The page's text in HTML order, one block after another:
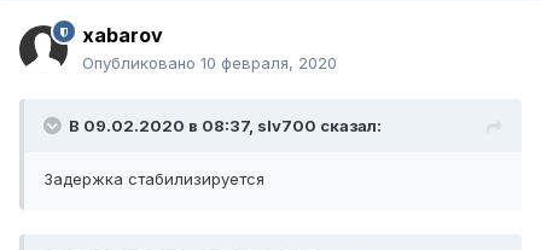
xabarov
Опубликовано 10 февраля, 2020
В 09.02.2020 в 08:37, slv700 сказал:
Задержка стабилизируется